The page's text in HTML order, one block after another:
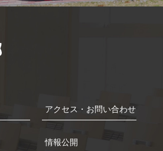
アクセス・お問い合わせ
情報公開